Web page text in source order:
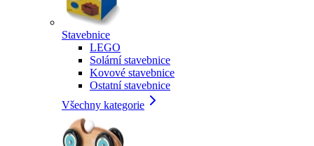
Stavebnice
LEGO
Solární stavebnice
Kovové stavebnice
Ostatní stavebnice
Všechny kategorie